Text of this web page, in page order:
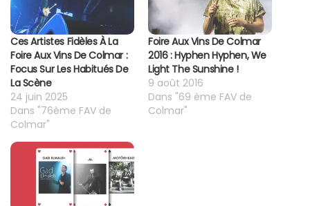
Ces Artistes Fidèles À La
Foire Aux Vins De Colmar :
Focus Sur Les Habitués De
La Scène
24 juin 2025
Dans "76ème FAV de
Colmar"
Foire Aux Vins De Colmar
2016 : Hyphen Hyphen, We
Light The Sunshine !
9 août 2016
Dans "69 ème FAV de
Colmar"